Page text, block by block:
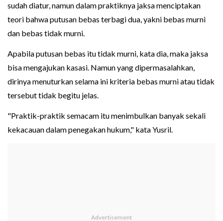
sudah diatur, namun dalam praktiknya jaksa menciptakan
teori bahwa putusan bebas terbagi dua, yakni bebas murni
dan bebas tidak murni.
Apabila putusan bebas itu tidak murni, kata dia, maka jaksa
bisa mengajukan kasasi. Namun yang dipermasalahkan,
dirinya menuturkan selama ini kriteria bebas murni atau tidak
tersebut tidak begitu jelas.
"Praktik-praktik semacam itu menimbulkan banyak sekali
kekacauan dalam penegakan hukum," kata Yusril.